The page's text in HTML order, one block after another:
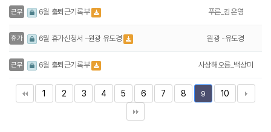
근무 6월 출퇴근기록부 푸른_김은영
휴가 6월 휴가신청서 -원광 유도경 원광 -유도경
근무 6월 출퇴근기록부 사상해오름_백상미
1 2 3 4 5 6 7 8 9 10